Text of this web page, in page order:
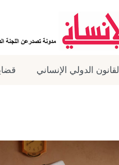
القانون الدولي الإنساني